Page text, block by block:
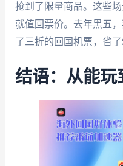
抢到了限量商品。这些
就值回票价。去年黑五
了三折的回国机票，省了
结语：从能玩